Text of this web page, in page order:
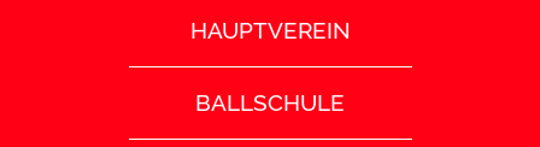
HAUPTVEREIN
BALLSCHULE